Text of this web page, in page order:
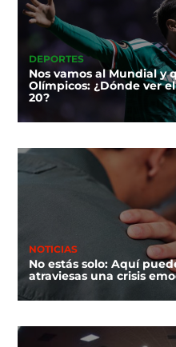
DEPORTES
Nos vamos al Mundial y
Olímpicos: ¿Dónde ver
20?
NOTICIAS
No estás solo: Aquí
atraviesas una crisis